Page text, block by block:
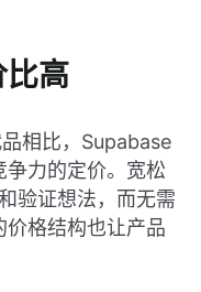
高
相比，Supabase
力的定价。宽松
验证想法，而无需
格结构也让产品